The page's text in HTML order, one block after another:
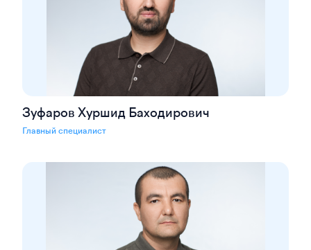
Зуфаров Хуршид Баходирович
Главный специалист